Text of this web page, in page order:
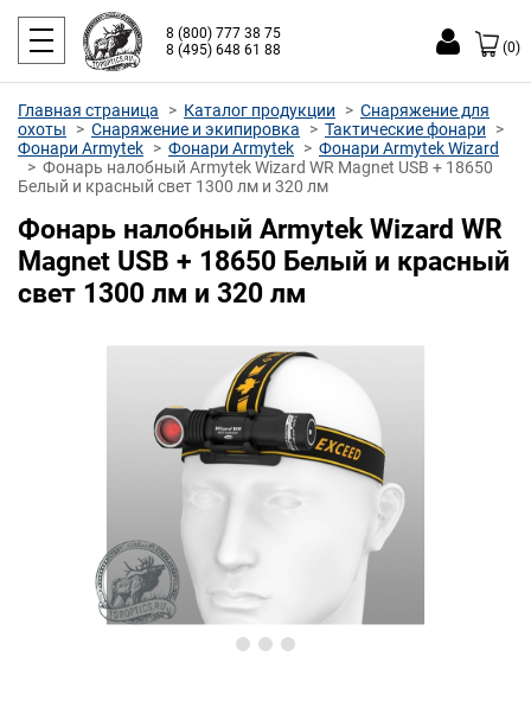
8 (800) 777 38 75
8 (495) 648 61 88
(0)
Главная страница Каталог продукции
Снаряжение для
охоты
Снаряжение и экипировка
Тактические фонари
Фонари Armytek
Фонари Armytek
Фонари Armytek Wizard
Фонарь налобный Armytek Wizard WR Magnet USB + 18650
Белый и красный свет 1300 лм и 320 лм
Фонарь налобный Armytek Wizard WR
Magnet USB + 18650 Белый и красный
свет 1300 лм и 320 лм